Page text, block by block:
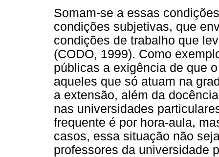
Somam-se a essas
condições subjetivas, que
condições de trabalho que
(CODO, 1999). Como
públicas a exigência de que
aqueles que só atuam na
a extensão, além da
nas universidades
frequente é por hora-aula,
casos, essa situação não
professores da universidade